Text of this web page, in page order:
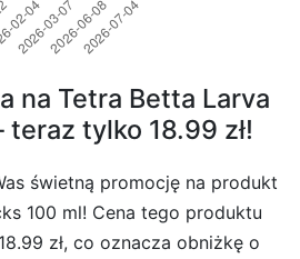
na Tetra Betta Larva
teraz tylko 18.99 zł!
świetną promocję na produkt
100 ml! Cena tego produktu
zł, co oznacza obniżkę o